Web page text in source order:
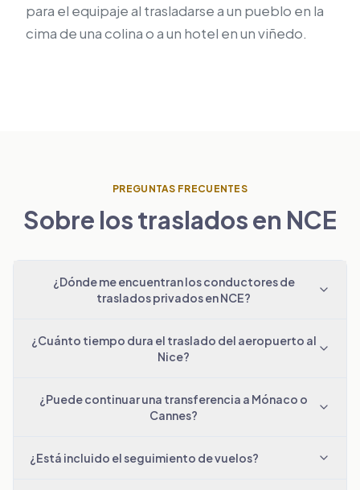
para el equipaje al trasladarse a un pueblo en la
cima de una colina o a un hotel en un viñedo.
PREGUNTAS FRECUENTES
Sobre los traslados en NCE
¿Dónde me encuentran los conductores de
traslados privados en NCE?
¿Cuánto tiempo dura el traslado del aeropuerto al
Nice?
¿Puede continuar una transferencia a Mónaco o
Cannes?
¿Está incluido el seguimiento de vuelos?